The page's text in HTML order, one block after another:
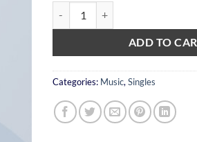
ADD TO
Categories: Music, Singles